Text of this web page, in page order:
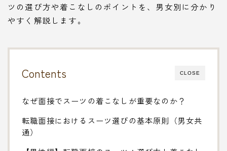
ツの選び方や着こなしのポイントを、男女別に分かり
やすく解説します。
CLOSE
Contents
なぜ面接でスーツの着こなしが重要なのか？
転職面接におけるスーツ選びの基本原則（男女共
通）